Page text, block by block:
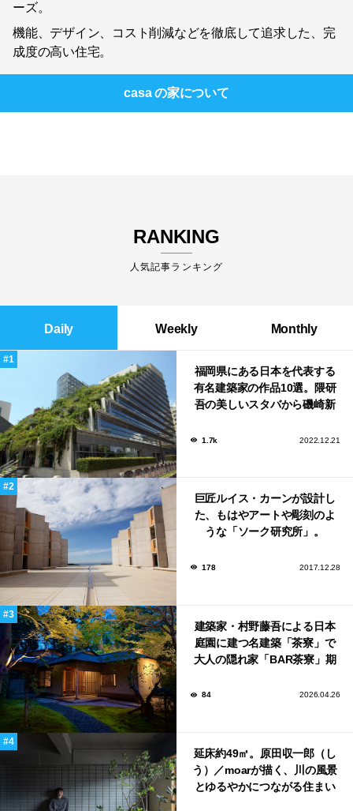
ーズ。
機能、デザイン、コスト削減などを徹底して追求した、完
成度の高い住宅。
casa の家について
RANKING
人気記事ランキング
Daily Weekly Monthly
福岡県にある日本を代表する
有名建築家の作品10選。隈研
吾の美しいスタバから磯崎新
1.7k 2022.12.21
巨匠ルイス・カーンが設計し
た、もはやアートや彫刻のよ
うな「ソーク研究所」。
178 2017.12.28
建築家・村野藤吾による日本
庭園に建つ名建築「茶寮」で
大人の隠れ家「BAR茶寮」期
84 2026.04.26
延床約49㎡。原田収一郎（し
う）／moarが描く、川の風景
とゆるやかにつながる住まい